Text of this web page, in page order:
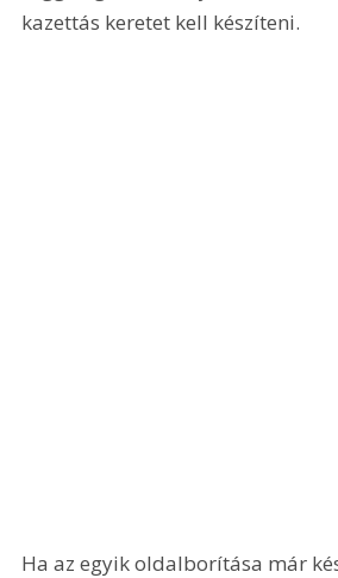
kazettás keretet kell készíteni.
Ha az egyik oldalborítása már